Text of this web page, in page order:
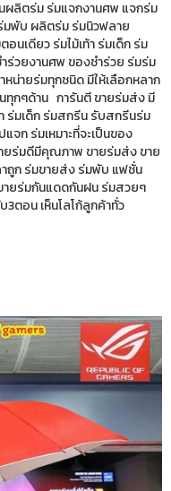
ผลิตร่ม ร่มแจกงานศพ แจกร่ม
มพับ ผลิตร่ม ร่มนิวฟลาย
นเดียว ร่มไม้เท้า ร่มเด็ก ร่ม
ร่วยงานศพ ของชำร่วย ร่มร่ม
น่ายร่มทุกชนิด มีให้เลือกหลาก
ทุกๆด้าน การันตี ขายร่มส่ง มี
ร่มเด็ก ร่มสกรีน รับสกรีนร่ม
จก ร่มเหมาะที่จะเป็นของ
ยร่มดีมีคุณภาพ ขายร่มส่ง ขาย
ถูก ร่มขายส่ง ร่มพับ แฟชั่น
ายร่มกันแดดกันฝน ร่มสวยๆ
ตอน เห็นโลโก้ลูกค้าทั่ว